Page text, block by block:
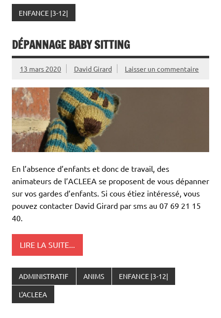
ENFANCE |3-12|
DÉPANNAGE BABY SITTING
13 mars 2020 David Girard Laisser un commentaire
En l’absence d’enfants et donc de travail, des
animateurs de l’ACLEEA se proposent de vous dépanner
sur vos gardes d’enfants. Si cous étiez intéressé, vous
pouvez contacter David Girard par sms au 07 69 21 15
40.
LIRE LA SUITE...
ADMINISTRATIF ANIMS ENFANCE |3-12|
L'ACLEEA